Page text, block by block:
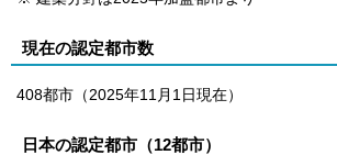
現在の認定都市数
408都市（2025年11月1日現在）
日本の認定都市（12都市）